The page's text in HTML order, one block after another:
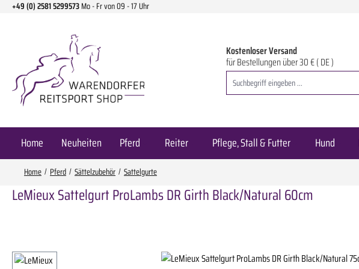
Hauptinhalt springen
Zur Suche springen
Zur Hauptnavigation springen
+49 (0) 2581 5299573Mo - Fr von 09 - 17 Uhr
Kostenloser Versand
für Bestellungen über 30 € ( DE )
Home Neuheiten Pferd Reiter Pflege, Stall & Futter Hund
Home Pferd Sättelzubehör Sattelgurte
LeMieux Sattelgurt ProLambs DR Girth Black/Natural 60cm
Bildergalerie überspringen